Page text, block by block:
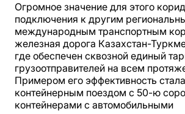
Огромное значение для этого
подключения к другим
международным транспортным
железная дорога Казахстан-
где обеспечен сквозной единый
грузоотправителей на всем
Примером его эффективность
контейнерным поездом с 50-ю
контейнерами с автомобильными